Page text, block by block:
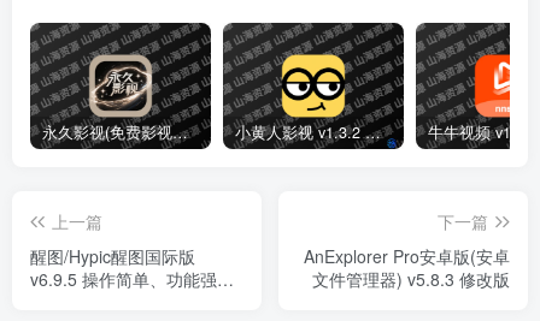
永久影视(免费影视播放软件)v1.1.8 解锁去广告纯净版 小黄人影视 v1.3.2 免费高清影视剧集短剧去广告纯净版
上一篇
醒图/Hypic醒图国际版
v6.9.5 操作简单、功能强大
下一篇
AnExplorer Pro安卓版(安卓
文件管理器) v5.8.3 修改版